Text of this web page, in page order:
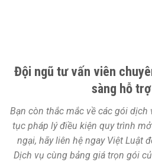
Đội ngũ tư vấn viên
sàng hỗ
Bạn còn thắc mắc về các gói dịch
tục pháp lý điều kiện quy trình
ngại, hãy liên hệ ngay Việt Luật
Dịch vụ cùng bảng giá trọn gói